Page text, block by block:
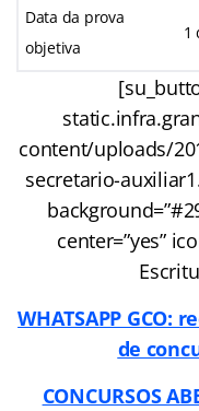
Data da prova
objetiva
1
content/uploads/
secretario-
center=”yes”
WHATSAPP
de
CONCURSOS